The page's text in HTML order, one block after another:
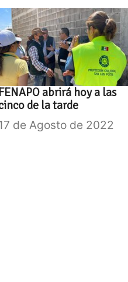
FENAPO abrirá hoy a las
de la tarde
de Agosto de 2022